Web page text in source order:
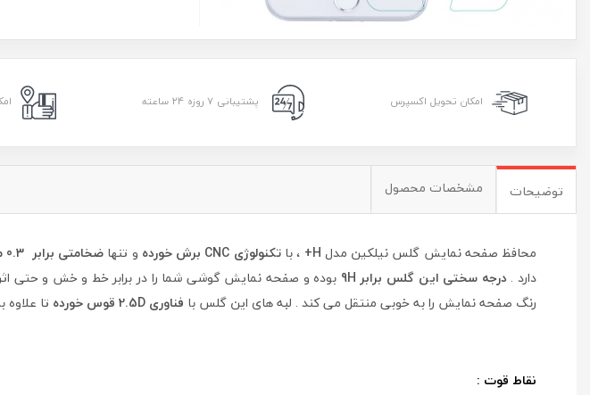
امکان تحویل اکسپرس پشتیبانی ۷ روزه ۲۴ ساعته
توضیحات مشخصات محصول
محافظ صفحه نمایش گلس نیلکین مدل ، باتکنولوژی CNC برش خورده و تنها ضخامتی برابر 0.3 میلی متر
دارد . درجه سختی این گلس برابر 9H
بوده و صفحه نمایش گوشی شما را در برابر خط و خش و حتی
رنگ صفحه نمایش را به خوبی منتقل می کند . لبه های این گلس با فناوری 2.5D قوس خورده تا
نقاط قوت :